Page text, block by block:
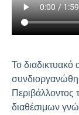
Το διαδικτυακό
Περιβάλλοντος
διαθέσιμων